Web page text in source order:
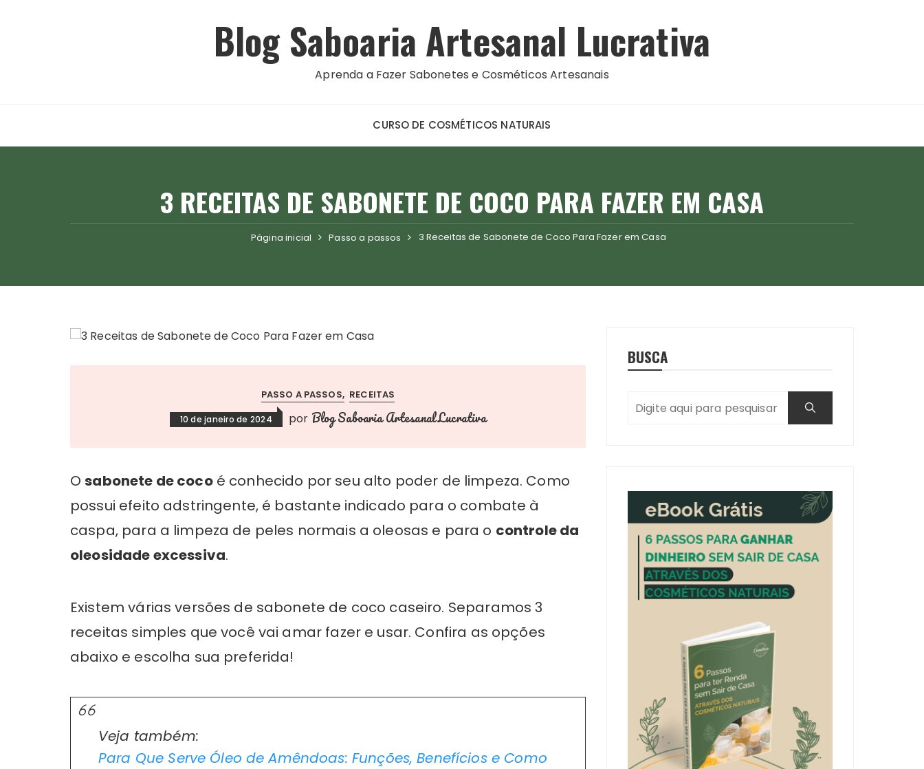
Blog Saboaria Artesanal Lucrativa
Aprenda a Fazer Sabonetes e Cosméticos Artesanais
CURSO DE COSMÉTICOS NATURAIS
3 RECEITAS DE SABONETE DE COCO PARA FAZER EM CASA
Página inicial Passo a passos 3 Receitas de Sabonete de Coco Para Fazer em Casa
PASSO A PASSOS RECEITAS
10 de janeiro de 2024 por Blog Saboaria Artesanal Lucrativa
Osabonete de cocoé conhecido por seu alto poder de limpeza. Como
possui efeito adstringente, é bastante indicado para o combate à
caspa, para a limpeza de peles normais a oleosas e para o controle da
oleosidade excessiva.
Existem várias versões de sabonete de coco caseiro. Separamos 3
receitas simples que você vai amar fazer e usar. Confira as opções
abaixo e escolha sua preferida!
Veja também:
Para Que Serve Óleo de Amêndoas: Funções, Benefícios e Como
BUSCA